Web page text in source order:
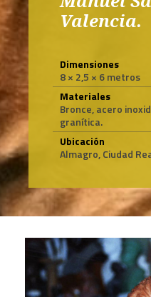
Valencia.
Dimensiones
8 × 2,5 × 6 metros
Materiales
Bronce, acero
granítica.
Ubicación
Almagro, Ciudad